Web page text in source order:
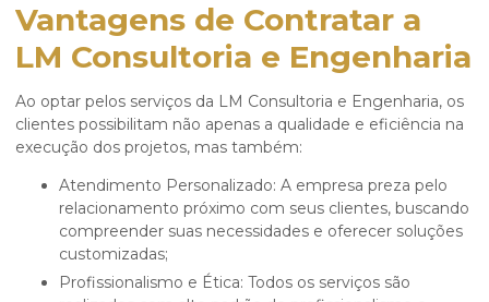
Vantagens de Contratar a
LM Consultoria e Engenharia
Ao optar pelos serviços da LM Consultoria e Engenharia, os
clientes possibilitam não apenas a qualidade e eficiência na
execução dos projetos, mas também:
Atendimento Personalizado: A empresa preza pelo
relacionamento próximo com seus clientes, buscando
compreender suas necessidades e oferecer soluções
customizadas;
Profissionalismo e Ética: Todos os serviços são